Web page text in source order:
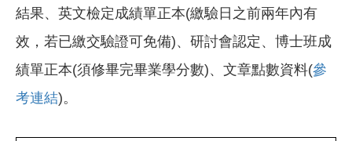
結果、英文檢定成績單正本(繳驗日之前兩年內有
效，若已繳交驗證可免備)、研討會認定、博士班成
績單正本(須修畢完畢業學分數)、文章點數資料(參
考連結)。